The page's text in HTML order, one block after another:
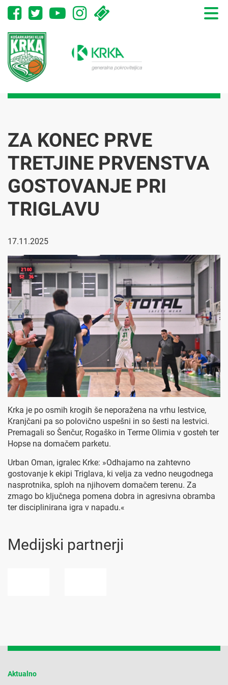
Toggle
ZA KONEC PRVE
TRETJINE PRVENSTVA
GOSTOVANJE PRI
TRIGLAVU
17.11.2025
Krka je po osmih krogih še neporažena na vrhu lestvice,
Kranjčani pa so polovično uspešni in so šesti na lestvici.
Premagali so Šenčur, Rogaško in Terme Olimia v gosteh ter
Hopse na domačem parketu.
Urban Oman, igralec Krke: »Odhajamo na zahtevno
gostovanje k ekipi Triglava, ki velja za vedno neugodnega
nasprotnika, sploh na njihovem domačem terenu. Za
zmago bo ključnega pomena dobra in agresivna obramba
ter disciplinirana igra v napadu.«
Medijski partnerji
Aktualno